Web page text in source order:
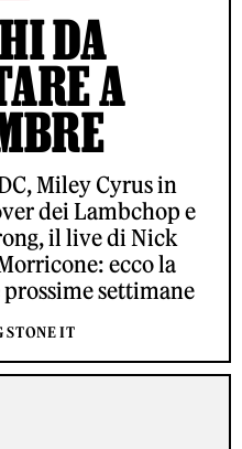
DA
A
Miley Cyrus in
dei Lambchop e
il live di Nick
ecco la
settimane
STONE IT